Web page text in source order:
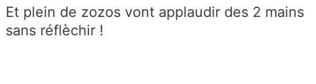
Et plein de zozos vont applaudir des 2 mains
sans réflèchir !